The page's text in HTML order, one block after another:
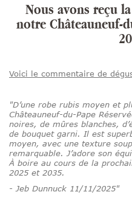
Nous avons reçu
notre Châteauneuf-
Voici le commentaire de
"D’une robe rubis moyen et
Châteauneuf-du-Pape
noires, de mûres blanches,
de bouquet garni. Il est
moyen, avec une texture
remarquable. J’adore son
À boire au cours de la
2025 et 2035.
- Jeb Dunnuck 11/11/2025"